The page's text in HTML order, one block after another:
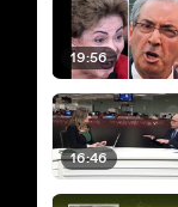
19:56
16:46